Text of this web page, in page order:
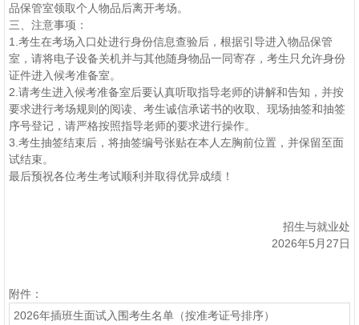
品保管室领取个人物品后离开考场。
三、注意事项：
1.考生在考场入口处进行身份信息查验后，根据引导进入物品保管
室，请将电子设备关机并与其他随身物品一同寄存，考生只允许身份
证件进入候考准备室。
2.请考生进入候考准备室后要认真听取指导老师的讲解和告知，并按
要求进行考场规则的阅读、考生诚信承诺书的收取、现场抽签和抽签
序号登记，请严格按照指导老师的要求进行操作。
3.考生抽签结束后，将抽签编号张贴在本人左胸前位置，并保留至面
试结束。
最后预祝各位考生考试顺利并取得优异成绩！
招生与就业处
2026年5月27日
附件：
2026年插班生面试入围考生名单（按准考证号排序）